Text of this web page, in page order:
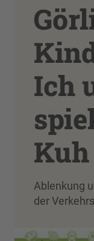
Ich
Kuh
Ablenkung
der